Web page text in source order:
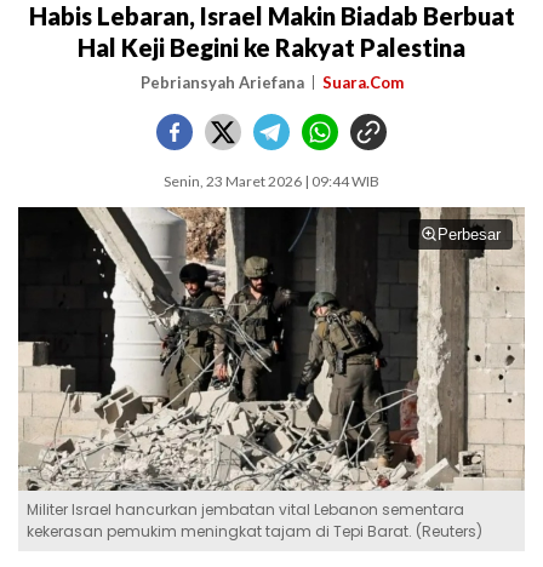
Habis Lebaran, Israel Makin Biadab Berbuat
Hal Keji Begini ke Rakyat Palestina
Pebriansyah Ariefana Suara.Com
Senin, 23 Maret 2026 | 09:44 WIB
Perbesar
Militer Israel hancurkan jembatan vital Lebanon sementara
kekerasan pemukim meningkat tajam di Tepi Barat. (Reuters)